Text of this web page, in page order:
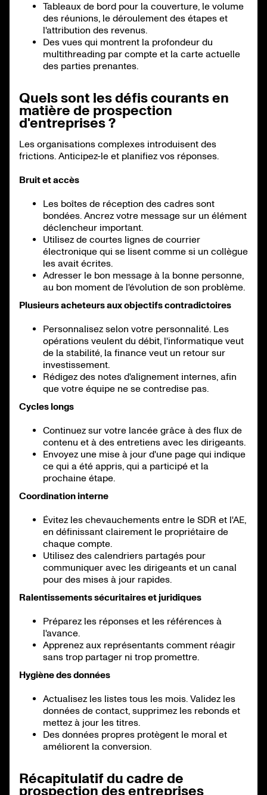
Tableaux de bord pour la couverture, le volume
des réunions, le déroulement des étapes et
l'attribution des revenus.
Des vues qui montrent la profondeur du
multithreading par compte et la carte actuelle
des parties prenantes.
Quels sont les défis courants en
matière de prospection
d'entreprises ?
Les organisations complexes introduisent des
frictions. Anticipez-le et planifiez vos réponses.
Bruit et accès
Les boîtes de réception des cadres sont
bondées. Ancrez votre message sur un élément
déclencheur important.
Utilisez de courtes lignes de courrier
électronique qui se lisent comme si un collègue
les avait écrites.
Adresser le bon message à la bonne personne,
au bon moment de l'évolution de son problème.
Plusieurs acheteurs aux objectifs contradictoires
Personnalisez selon votre personnalité. Les
opérations veulent du débit, l'informatique veut
de la stabilité, la finance veut un retour sur
investissement.
Rédigez des notes d'alignement internes, afin
que votre équipe ne se contredise pas.
Cycles longs
Continuez sur votre lancée grâce à des flux de
contenu et à des entretiens avec les dirigeants.
Envoyez une mise à jour d'une page qui indique
ce qui a été appris, qui a participé et la
prochaine étape.
Coordination interne
Évitez les chevauchements entre le SDR et l'AE,
en définissant clairement le propriétaire de
chaque compte.
Utilisez des calendriers partagés pour
communiquer avec les dirigeants et un canal
pour des mises à jour rapides.
Ralentissements sécuritaires et juridiques
Préparez les réponses et les références à
l'avance.
Apprenez aux représentants comment réagir
sans trop partager ni trop promettre.
Hygiène des données
Actualisez les listes tous les mois. Validez les
données de contact, supprimez les rebonds et
mettez à jour les titres.
Des données propres protègent le moral et
améliorent la conversion.
Récapitulatif du cadre de
prospection des entreprises